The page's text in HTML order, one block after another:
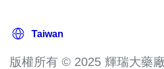
版權所有 © 2025 輝瑞大藥